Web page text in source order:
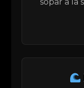
sopar a la